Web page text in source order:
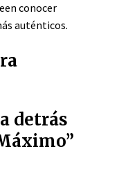
conocer
auténticos.
detrás